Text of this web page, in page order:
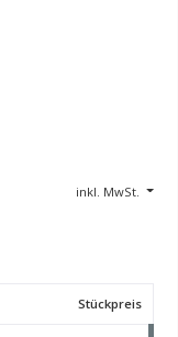
inkl. MwSt.
Stückpreis